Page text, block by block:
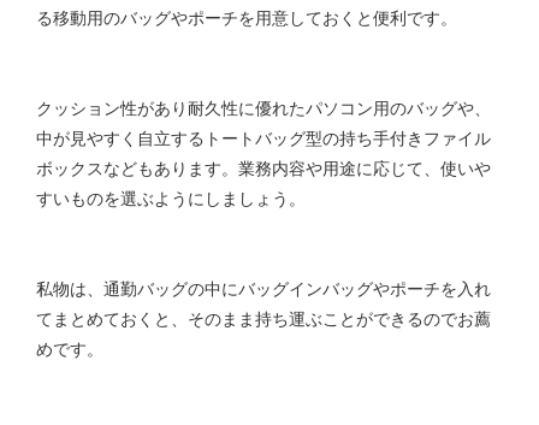
る移動用のバッグやポーチを用意しておくと便利です。
クッション性があり耐久性に優れたパソコン用のバッグや、
中が見やすく自立するトートバッグ型の持ち手付きファイル
ボックスなどもあります。業務内容や用途に応じて、使いや
すいものを選ぶようにしましょう。
私物は、通勤バッグの中にバッグインバッグやポーチを入れ
てまとめておくと、そのまま持ち運ぶことができるのでお薦
めです。